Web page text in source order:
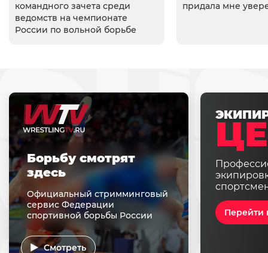
командного зачета среди
ведомств на чемпионате
России по вольной борьбе
придала мне
Перейти
Борьбу смотрят
здесь
Официальный стримминговый
сервис Федерации
спортивной борьбы России
Смотреть